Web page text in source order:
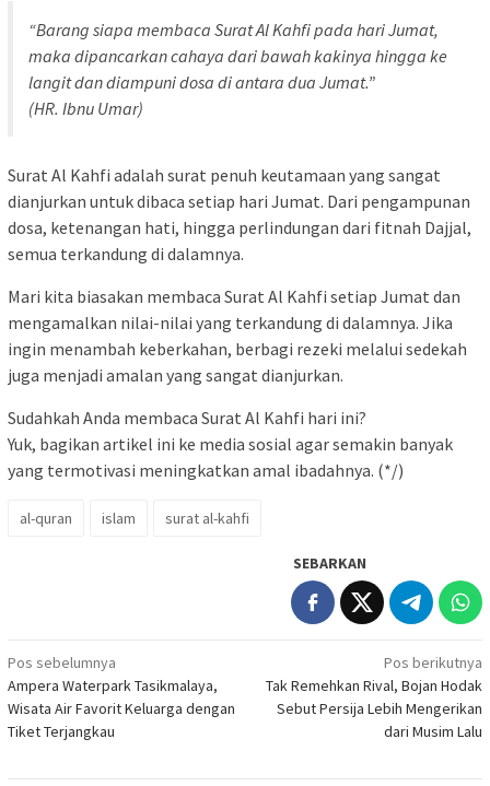
“Barang siapa membaca Surat Al Kahfi pada hari Jumat,
maka dipancarkan cahaya dari bawah kakinya hingga ke
langit dan diampuni dosa di antara dua Jumat.”
(HR. Ibnu Umar)
Surat Al Kahfi adalah surat penuh keutamaan yang sangat
dianjurkan untuk dibaca setiap hari Jumat. Dari pengampunan
dosa, ketenangan hati, hingga perlindungan dari fitnah Dajjal,
semua terkandung di dalamnya.
Mari kita biasakan membaca Surat Al Kahfi setiap Jumat dan
mengamalkan nilai-nilai yang terkandung di dalamnya. Jika
ingin menambah keberkahan, berbagi rezeki melalui sedekah
juga menjadi amalan yang sangat dianjurkan.
Sudahkah Anda membaca Surat Al Kahfi hari ini?
Yuk, bagikan artikel ini ke media sosial agar semakin banyak
yang termotivasi meningkatkan amal ibadahnya. (*/)
al-quran islam surat al-kahfi
SEBARKAN
Navigasi
pos
Pos sebelumnya
Ampera Waterpark Tasikmalaya,
Wisata Air Favorit Keluarga dengan
Tiket Terjangkau
Pos berikutnya
Tak Remehkan Rival, Bojan Hodak
Sebut Persija Lebih Mengerikan
dari Musim Lalu